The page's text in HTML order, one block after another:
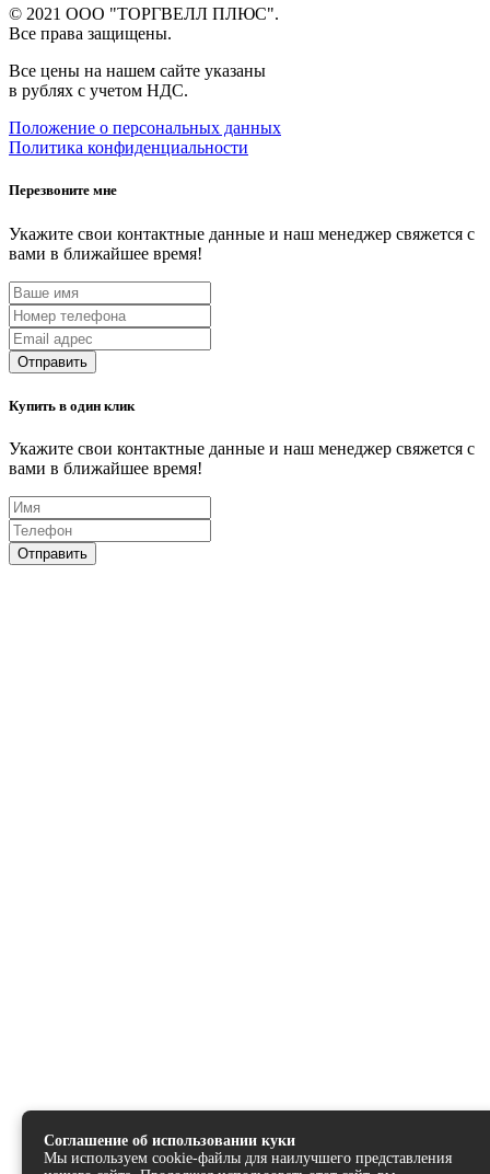
© 2021 ООО "ТОРГВЕЛЛ ПЛЮС".
Все права защищены.
Все цены на нашем сайте указаны
в рублях с учетом НДС.
Положение о персональных данных
Политика конфиденциальности
Перезвоните мне
Укажите свои контактные данные и наш менеджер свяжется с
вами в ближайшее время!
Отправить
Купить в один клик
Укажите свои контактные данные и наш менеджер свяжется с
вами в ближайшее время!
Отправить
Соглашение об использовании куки
Мы используем cookie-файлы для наилучшего представления